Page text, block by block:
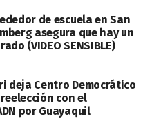
de escuela en San
asegura que hay un
(VIDEO SENSIBLE)
deja Centro Democrático
con el
por Guayaquil